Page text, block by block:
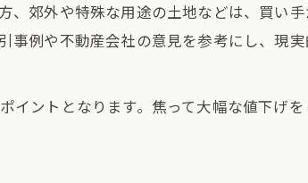
、郊外や特殊な用途の土地などは、買い手
例や不動産会社の意見を参考にし、現
イントとなります。焦って大幅な値下げを